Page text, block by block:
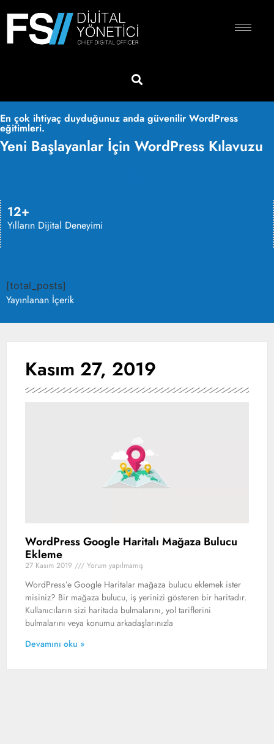
En çok ihtiyaç duyduğunuz anda güvenilir WordPress
eğitimleri.
Yeni Başlayanlar İçin WordPress Kılavuzu
12+
Yılların Dijital Deneyimi
[total_posts]
Yayınlanan İçerik
Kasım 27, 2019
WordPress Google Haritalı Mağaza Bulucu
Ekleme
27 Kasım 2019 Yorum yapılmamış
WordPress’e Google Haritalar mağaza bulucu eklemek ister
misiniz? Bir mağaza bulucu, iş yerinizi gösteren bir haritadır.
Kullanıcıların sizi haritada bulmalarını, yol tariflerini
bulmalarını veya konumu arkadaşlarınızla
Devamını oku »